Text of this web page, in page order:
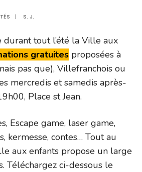
| S. J.
durant tout l’été la Ville aux
gratuites proposées à
pas que), Villefranchois ou
mercredis et samedis après-
Place st Jean.
Escape game, laser game,
kermesse, contes… Tout au
aux enfants propose un large
Téléchargez ci-dessous le